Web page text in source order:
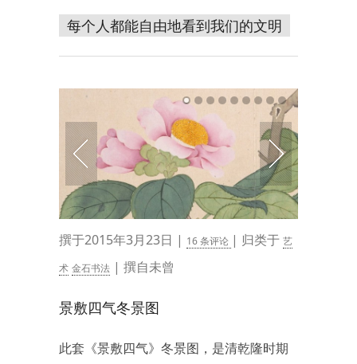
每个人都能自由地看到我们的文明
撰于2015年3月23日 | 16 条评论 | 归类于 艺
术 金石书法 | 撰自未曾
景敷四气冬景图
此套《景敷四气》冬景图，是清乾隆时期